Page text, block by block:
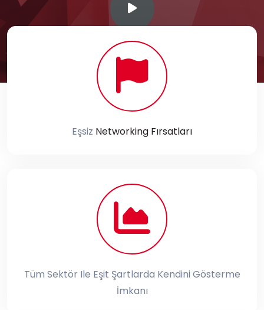
Eşsiz Networking Fırsatları
Tüm Sektör Ile Eşit Şartlarda Kendini Gösterme
İmkanı